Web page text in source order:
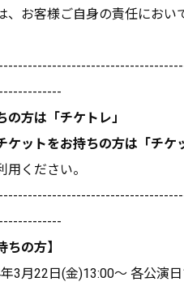
、お客様ご自身の責任にお
方は「チケトレ」
ケットをお持ちの方は「チケ
ください。
ちの方】
3月22日(金)13:00～ 各公演